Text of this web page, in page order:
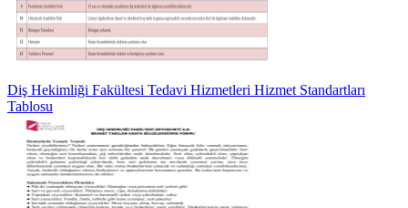
Diş Hekimliği Fakültesi Tedavi Hizmetleri Hizmet Standartları
Tablosu